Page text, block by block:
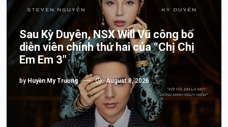
Sau Kỳ Duyên, NSX Will Vũ công bố
diễn viên chính thứ hai của “Chị Chị
Em Em 3″
by Huyền My Trương August 8, 2026